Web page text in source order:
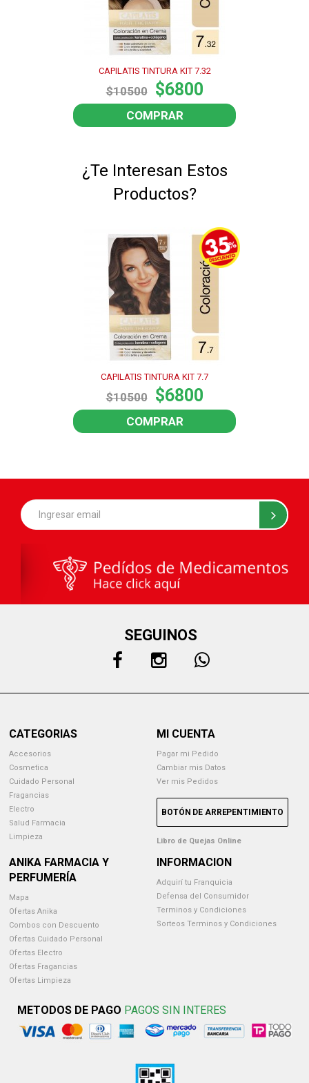
CAPILATIS TINTURA KIT 7.32
$10500 $6800
COMPRAR
¿Te Interesan Estos
Productos?
CAPILATIS TINTURA KIT 7.7
$10500 $6800
COMPRAR
SEGUINOS
CATEGORIAS
Accesorios
Cosmetica
Cuidado Personal
Fragancias
Electro
Salud Farmacia
Limpieza
MI CUENTA
Pagar mi Pedido
Cambiar mis Datos
Ver mis Pedidos
BOTÓN DE ARREPENTIMIENTO
Libro de Quejas Online
ANIKA FARMACIA Y
PERFUMERÍA
Mapa
Ofertas Anika
Combos con Descuento
Ofertas Cuidado Personal
Ofertas Electro
Ofertas Fragancias
Ofertas Limpieza
INFORMACION
Adquirí tu Franquicia
Defensa del Consumidor
Terminos y Condiciones
Sorteos Terminos y Condiciones
METODOS DE PAGO PAGOS SIN INTERES